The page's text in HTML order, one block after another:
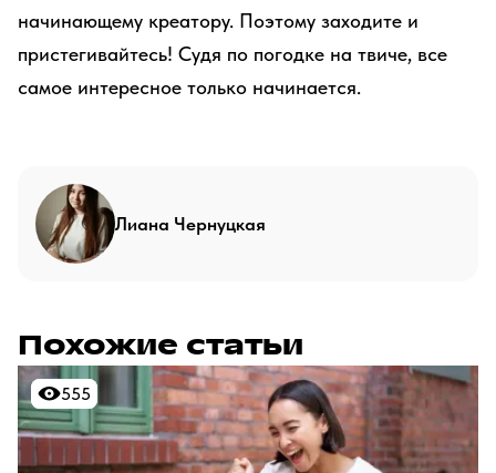
начинающему креатору. Поэтому заходите и
пристегивайтесь! Судя по погодке на твиче, все
самое интересное только начинается.
Лиана Чернуцкая
Похожие статьи
555
555